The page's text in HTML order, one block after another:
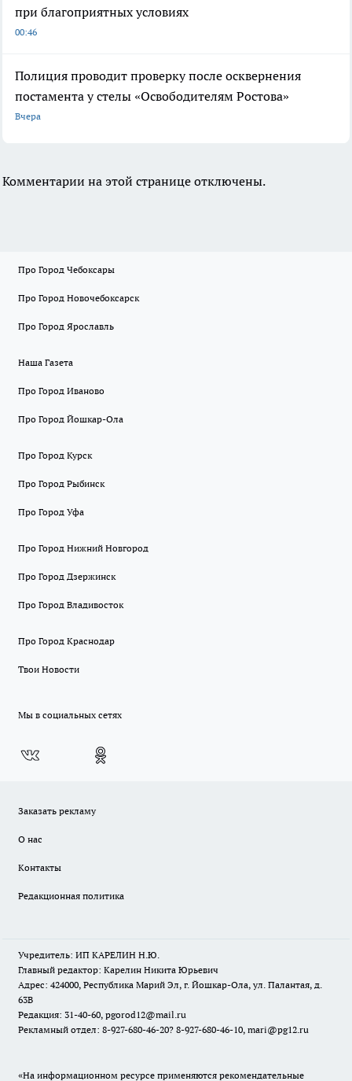
при благоприятных условиях
00:46
Полиция проводит проверку после осквернения
постамента у стелы «Освободителям Ростова»
Вчера
Комментарии на этой странице отключены.
Про Город Чебоксары
Про Город Новочебоксарск
Про Город Ярославль
Наша Газета
Про Город Иваново
Про Город Йошкар-Ола
Про Город Курск
Про Город Рыбинск
Про Город Уфа
Про Город Нижний Новгород
Про Город Дзержинск
Про Город Владивосток
Про Город Краснодар
Твои Новости
Мы в социальных сетях
Заказать рекламу
О нас
Контакты
Редакционная политика
Учредитель: ИП КАРЕЛИН Н.Ю.
Главный редактор: Карелин Никита Юрьевич
Адрес: 424000, Республика Марий Эл, г. Йошкар-Ола, ул. Палантая, д.
63В
Редакция: 31-40-60, pgorod12@mail.ru
Рекламный отдел: 8-927-680-46-20? 8-927-680-46-10, mari@pg12.ru
«На информационном ресурсе применяются рекомендательные